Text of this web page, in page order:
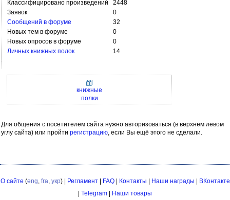
Классифицировано произведений
2448
Заявок
0
Сообщений в форуме
32
Новых тем в форуме
0
Новых опросов в форуме
0
Личных книжных полок
14
книжные
полки
Для общения с посетителем сайта нужно авторизоваться (в верхнем левом
углу сайта) или пройти регистрацию, если Вы ещё этого не сделали.
О сайте (eng, fra, укр) | Регламент| FAQ| Контакты Наши награды
ВКонтакте
Telegram Наши товары